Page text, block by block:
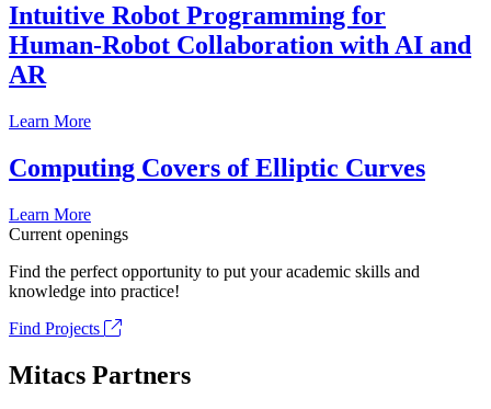
Intuitive Robot Programming for
Human-Robot Collaboration with AI and
AR
Learn More
Computing Covers of Elliptic Curves
Learn More
Current openings
Find the perfect opportunity to put your academic skills and
knowledge into practice!
Find Projects
Mitacs Partners